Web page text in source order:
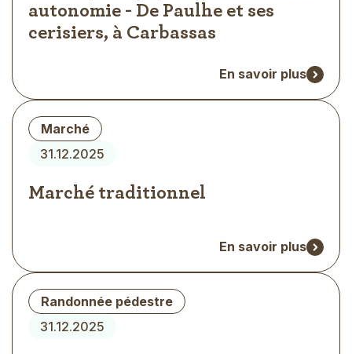
autonomie - De Paulhe et ses
cerisiers, à Carbassas
En savoir plus
31.12.2025
Type
d'évènement
Marché
Marché traditionnel
En savoir plus
31.12.2025
Type
d'évènement
Randonnée pédestre